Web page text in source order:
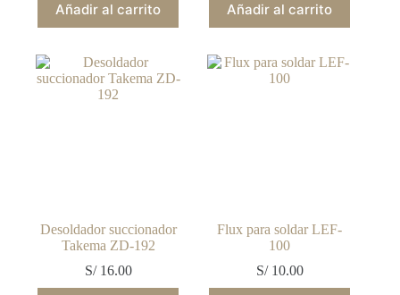
Añadir al carrito Añadir al carrito
Desoldador succionador
Takema ZD-192
S/16.00
Flux para soldar LEF-
100
S/10.00